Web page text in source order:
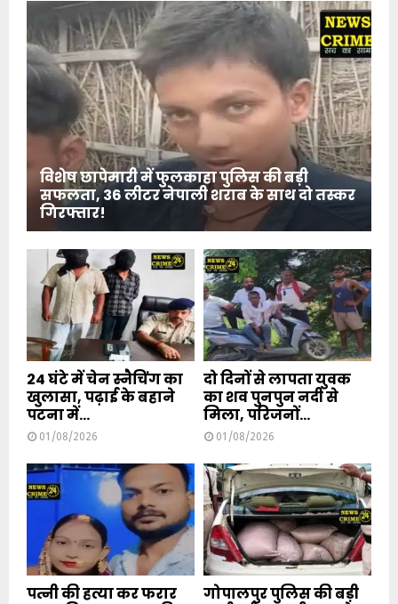
विशेष छापेमारी में फुलकाहा पुलिस की बड़ी
सफलता, 36 लीटर नेपाली शराब के साथ दो तस्कर
गिरफ्तार!
24 घंटे में चेन स्नैचिंग का
खुलासा, पढ़ाई के बहाने
पटना में...
01/08/2026
दो दिनों से लापता युवक
का शव पुनपुन नदी से
मिला, परिजनों...
01/08/2026
पत्नी की हत्या कर फरार
गोपालपुर पुलिस की बड़ी